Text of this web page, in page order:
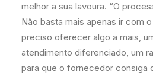
melhor a sua lavoura. “O
Não basta mais apenas ir com
preciso oferecer algo a mais,
atendimento diferenciado, um
para que o fornecedor consiga